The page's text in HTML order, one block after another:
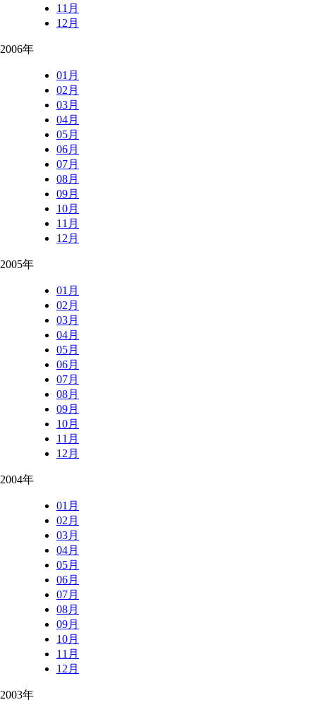
11月
12月
2006年
01月
02月
03月
04月
05月
06月
07月
08月
09月
10月
11月
12月
2005年
01月
02月
03月
04月
05月
06月
07月
08月
09月
10月
11月
12月
2004年
01月
02月
03月
04月
05月
06月
07月
08月
09月
10月
11月
12月
2003年